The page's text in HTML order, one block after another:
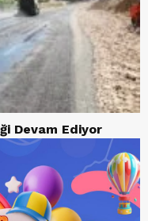
Devam Ediyor